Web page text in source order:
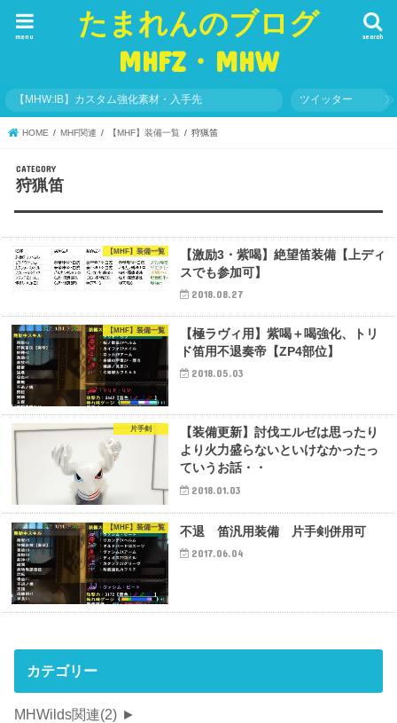
たまれんのブログ
MHFZ・MHW
search
menu
【MHW:IB】カスタム強化素材・入手先 ツイッター
HOME MHF関連 【MHF】装備一覧 狩猟笛
狩猟笛
【MHF】装備一覧
【激励3・紫喝】絶望笛装備【上ディ
スでも参加可】
2018.08.27
【MHF】装備一覧
【極ラヴィ用】紫喝＋喝強化、トリ
ド笛用不退奏帝【ZP4部位】
2018.05.03
片手剣
【装備更新】討伐エルゼは思ったり
より火力盛らないといけなかったっ
ていうお話・・
2018.01.03
【MHF】装備一覧 不退 笛汎用装備 片手剣併用可
2017.06.04
カテゴリー
MHWilds関連(2) ►